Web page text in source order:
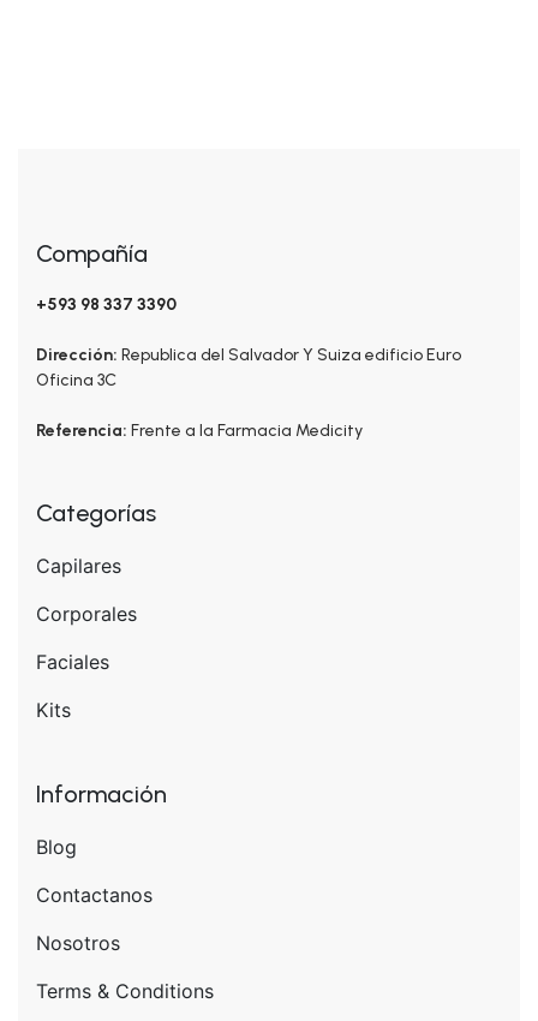
Compañía
+593 98 337 3390
Dirección: Republica del Salvador Y Suiza edificio Euro
Oficina 3C
Referencia: Frente a la Farmacia Medicity
Categorías
Capilares
Corporales
Faciales
Kits
Información
Blog
Contactanos
Nosotros
Terms & Conditions